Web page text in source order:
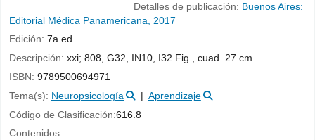
Detalles de publicación: Buenos Aires:
Editorial Médica Panamericana,
2017
Edición: 7a ed
Descripción: xxi; 808, G32, IN10, I32 Fig., cuad. 27 cm
ISBN: 9789500694971
Tema(s): Neuropsicología
Aprendizaje
Código de Clasificación:616.8
Contenidos: